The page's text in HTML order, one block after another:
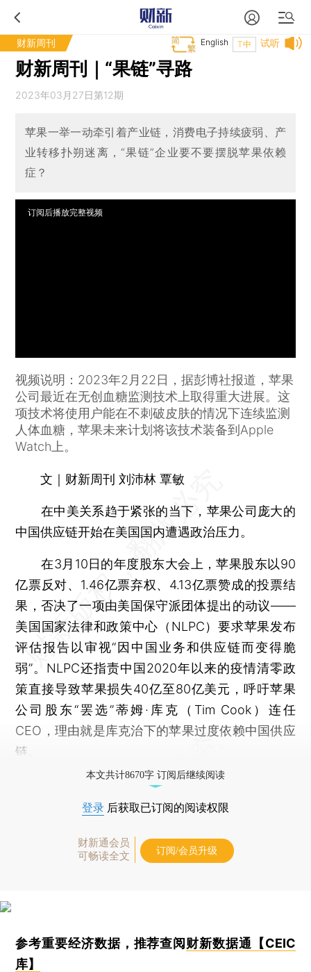
财新周刊 试听
T中
English
财新周刊｜“果链”寻路
2023年03月27日第12期
苹果一举一动牵引着产业链，消费电子持续疲弱、产
业转移扑朔迷离，“果链”企业要不要摆脱苹果依赖
症？
订阅后播放完整视频
视频说明：2023年2月22日，据彭博社报道，苹果
公司最近在无创血糖监测技术上取得重大进展。这
项技术将使用户能在不刺破皮肤的情况下连续监测
人体血糖，苹果未来计划将该技术装备到Apple
Watch上。
文｜财新周刊 刘沛林 覃敏
在中美关系趋于紧张的当下，苹果公司庞大的
中国供应链开始在美国国内遭遇政治压力。
在3月10日的年度股东大会上，苹果股东以90
亿票反对、1.46亿票弃权、4.13亿票赞成的投票结
果，否决了一项由美国保守派团体提出的动议——
美国国家法律和政策中心（NLPC）要求苹果发布
评估报告以审视“因中国业务和供应链而变得脆
弱”。NLPC还指责中国2020年以来的疫情清零政
策直接导致苹果损失40亿至80亿美元，呼吁苹果
公司股东“罢选”蒂姆·库克（Tim Cook）连任
CEO，理由就是库克治下的苹果过度依赖中国供应
链。
本文共计8670字 订阅后继续阅读
登录 后获取已订阅的阅读权限
财新通会员
可畅读全文
订阅/会员升级
参考重要经济数据，推荐查阅 财新数据通【CEIC
库】